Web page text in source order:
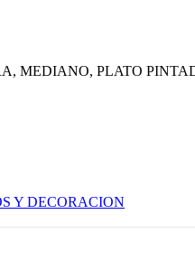
MEDIANO, PLATO
Y DECORACION